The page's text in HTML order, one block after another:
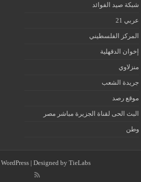
شبكة صيد الفوائد
عربي 21
المركز الفلسطيني
إخوان الدقهلية
منزلاوي
جريدة الشعب
موقع رصد
البث الحى لقناة الجزيرة مباشر مصر
وطن
WordPress | Designed by TieLabs